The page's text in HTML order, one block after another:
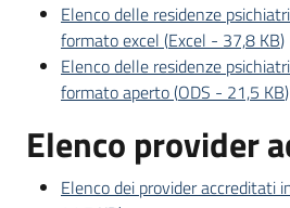
Elenco delle residenze
formato excel (Excel - 37,8 KB)
Elenco delle residenze
formato aperto(ODS - 21,5 KB)
Elenco provider
Elenco dei provider accreditati